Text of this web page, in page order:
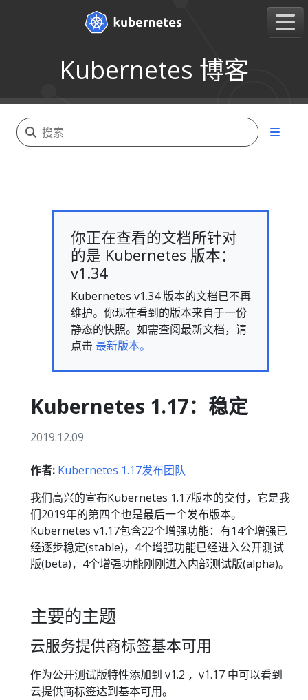
Kubernetes 博客
你正在查看的文档所针对
的是 Kubernetes 版本：
v1.34
Kubernetes v1.34 版本的文档已不再
维护。你现在看到的版本来自于一份
静态的快照。如需查阅最新文档，请
点击 最新版本。
Kubernetes 1.17：稳定
2019.12.09
作者: Kubernetes 1.17发布团队
我们高兴的宣布Kubernetes 1.17版本的交付，它是我
们2019年的第四个也是最后一个发布版本。
Kubernetes v1.17包含22个增强功能：有14个增强已
经逐步稳定(stable)，4个增强功能已经进入公开测试
版(beta)，4个增强功能刚刚进入内部测试版(alpha)。
主要的主题
云服务提供商标签基本可用
作为公开测试版特性添加到 v1.2 ，v1.17 中可以看到
云提供商标签达到基本可用。